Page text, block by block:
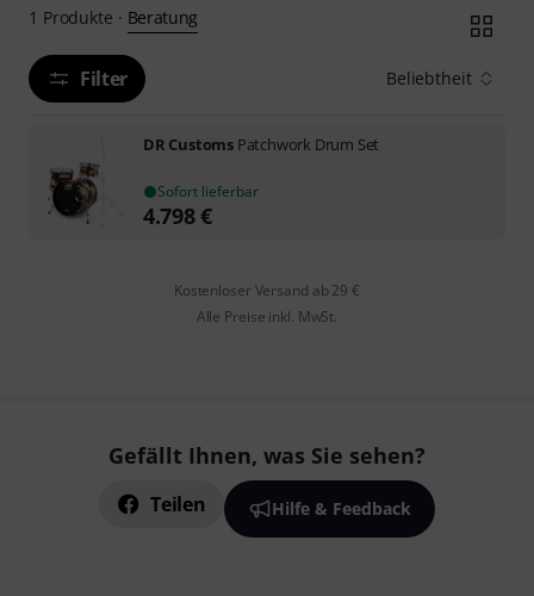
1 Produkte · Beratung
Filter Beliebtheit
DR Customs Patchwork Drum Set
Sofort lieferbar
4.798€
Kostenloser Versand ab 29 €
Alle Preise inkl. MwSt.
Gefällt Ihnen, was Sie sehen?
Teilen Hilfe & Feedback